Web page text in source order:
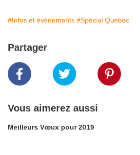
#Infos et évènements #Spécial Québec
Partager
Vous aimerez aussi
Meilleurs Vœux pour 2019